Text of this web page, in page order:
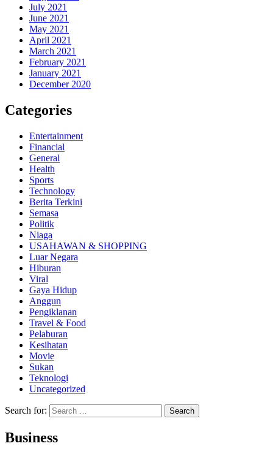
July 2021
June 2021
May 2021
April 2021
March 2021
February 2021
January 2021
December 2020
Categories
Entertainment
Financial
General
Health
Sports
Technology
Berita Terkini
Semasa
Politik
Niaga
USAHAWAN & SHOPPING
Luar Negara
Hiburan
Viral
Gaya Hidup
Anggun
Pengiklanan
Travel & Food
Pelaburan
Kesihatan
Movie
Sukan
Teknologi
Uncategorized
Search for:
Business